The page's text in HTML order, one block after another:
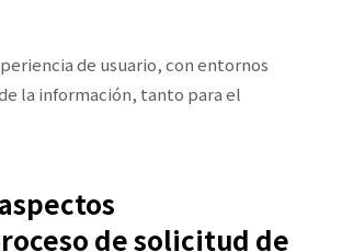
de usuario, con entornos
la información, tanto para el
de solicitud de